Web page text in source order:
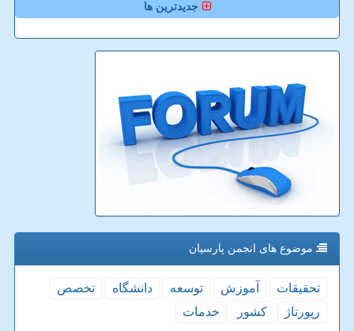
جدیدترین ها
موضوع های انجمن پارسیان
تحقیقات آموزش توسعه دانشگاه
تخصص
رپورتاژ
كشور خدمات